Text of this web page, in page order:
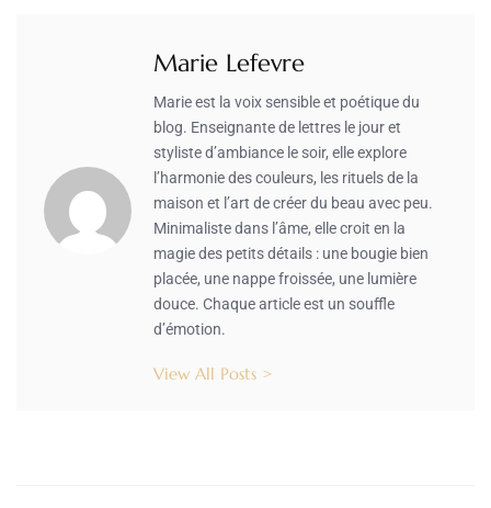
Marie Lefevre
Marie est la voix sensible et poétique du
blog. Enseignante de lettres le jour et
styliste d’ambiance le soir, elle explore
l’harmonie des couleurs, les rituels de la
maison et l’art de créer du beau avec peu.
Minimaliste dans l’âme, elle croit en la
magie des petits détails : une bougie bien
placée, une nappe froissée, une lumière
douce. Chaque article est un souffle
d’émotion.
View All Posts >